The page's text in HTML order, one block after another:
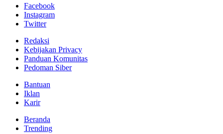
Facebook
Instagram
Twitter
Redaksi
Kebijakan Privacy
Panduan Komunitas
Pedoman Siber
Bantuan
Iklan
Karir
Beranda
Trending